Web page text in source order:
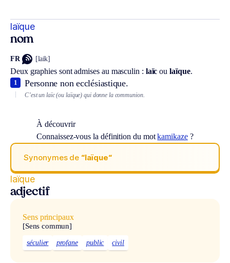
laïque
nom
FR [laik]
Deux graphies sont admises au masculin : laïc oulaïque.
Personne non ecclésiastique.
1
C’est un laïc (ou laïque) qui donne la communion.
À découvrir
Connaissez-vous la définition du motkamikaze?
Synonymes de “laïque“
laïque
adjectif
Sens principaux
[Sens commun]
séculier profane public civil